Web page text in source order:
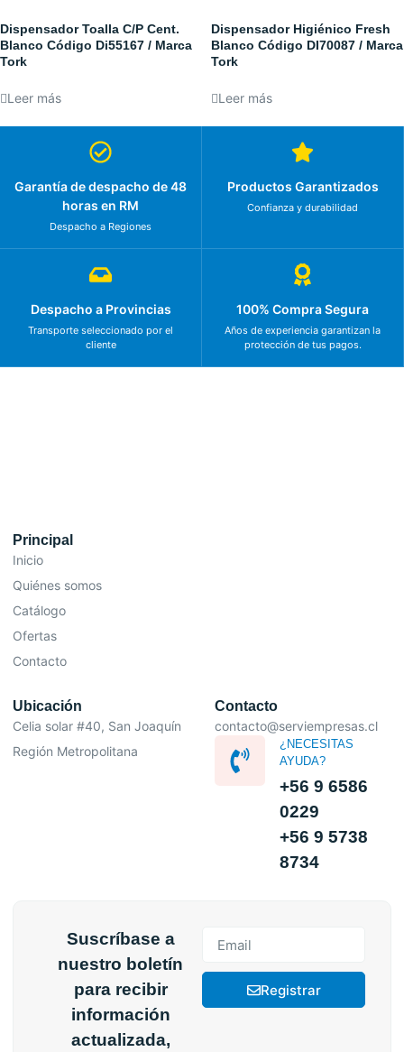
Dispensador Toalla C/P Cent.
Blanco Código Di55167 / Marca
Tork
Leer más
Dispensador Higiénico Fresh
Blanco Código DI70087 / Marca
Tork
Leer más
Garantía de despacho de 48
horas en RM
Despacho a Regiones
Productos Garantizados
Confianza y durabilidad
Despacho a Provincias
Transporte seleccionado por el
cliente
100% Compra Segura
Años de experiencia garantizan la
protección de tus pagos.
Principal
Inicio
Quiénes somos
Catálogo
Ofertas
Contacto
Ubicación
Celia solar #40, San Joaquín
Región Metropolitana
Contacto
contacto@serviempresas.cl
¿NECESITAS
AYUDA?
+56 9 6586
0229
+56 9 5738
8734
Suscríbase a
nuestro boletín
para recibir
información
actualizada,
Registrar